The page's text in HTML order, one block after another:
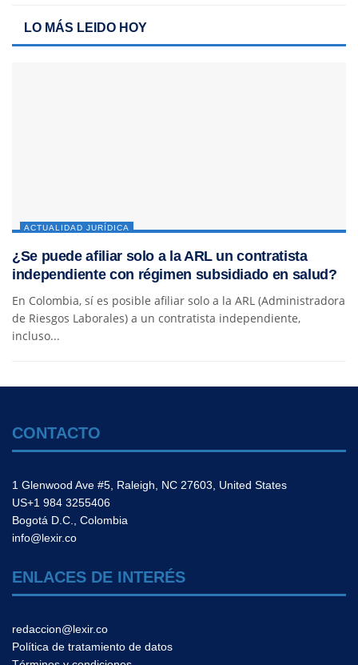
LO MÁS LEIDO HOY
ACTUALIDAD JURÍDICA
¿Se puede afiliar solo a la ARL un contratista
independiente con régimen subsidiado en salud?
En Colombia, sí es posible afiliar solo a la ARL (Administradora
de Riesgos Laborales) a un contratista independiente,
incluso...
CONTACTO
1 Glenwood Ave #5, Raleigh, NC 27603, United States
US+1 984 3255406
Bogotá D.C., Colombia
info@lexir.co
ENLACES DE INTERÉS
redaccion@lexir.co
Política de tratamiento de datos